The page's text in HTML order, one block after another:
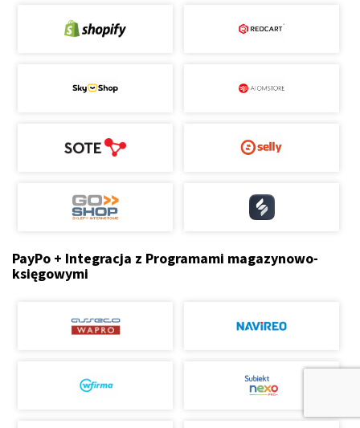
PayPo + Integracja z Programami magazynowo-
księgowymi